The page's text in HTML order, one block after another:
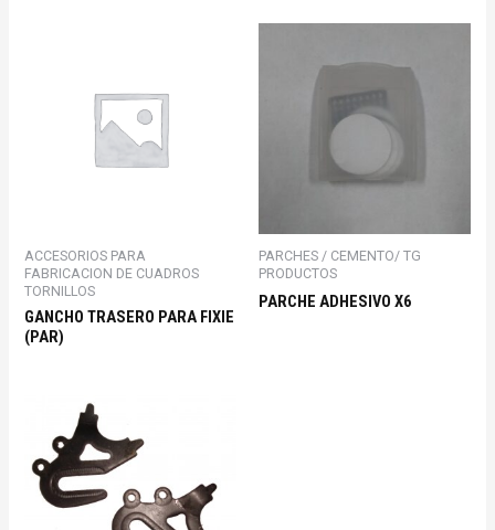
ACCESORIOS PARA
FABRICACION DE CUADROS
TORNILLOS
GANCHO TRASERO PARA FIXIE
(PAR)
PARCHES / CEMENTO/ TG
PRODUCTOS
PARCHE ADHESIVO X6